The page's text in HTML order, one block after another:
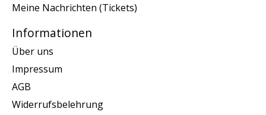
Meine Nachrichten (Tickets)
Informationen
Über uns
Impressum
AGB
Widerrufsbelehrung